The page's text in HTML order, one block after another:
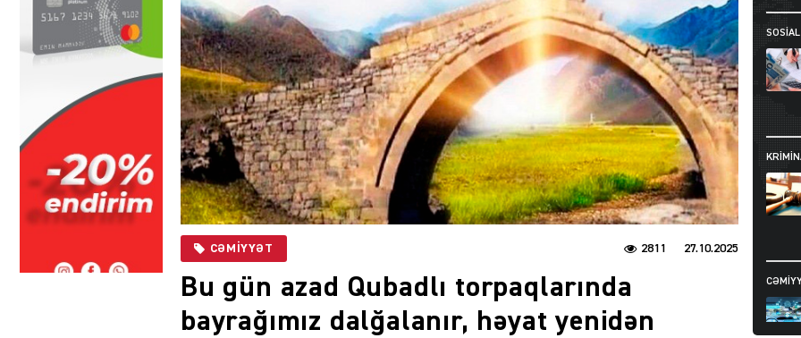
CƏMIYYƏT 27.10.2025
2811
Bu gün azad Qubadlı torpaqlarında
bayrağımız dalğalanır, həyat yenidən
SOSIAL